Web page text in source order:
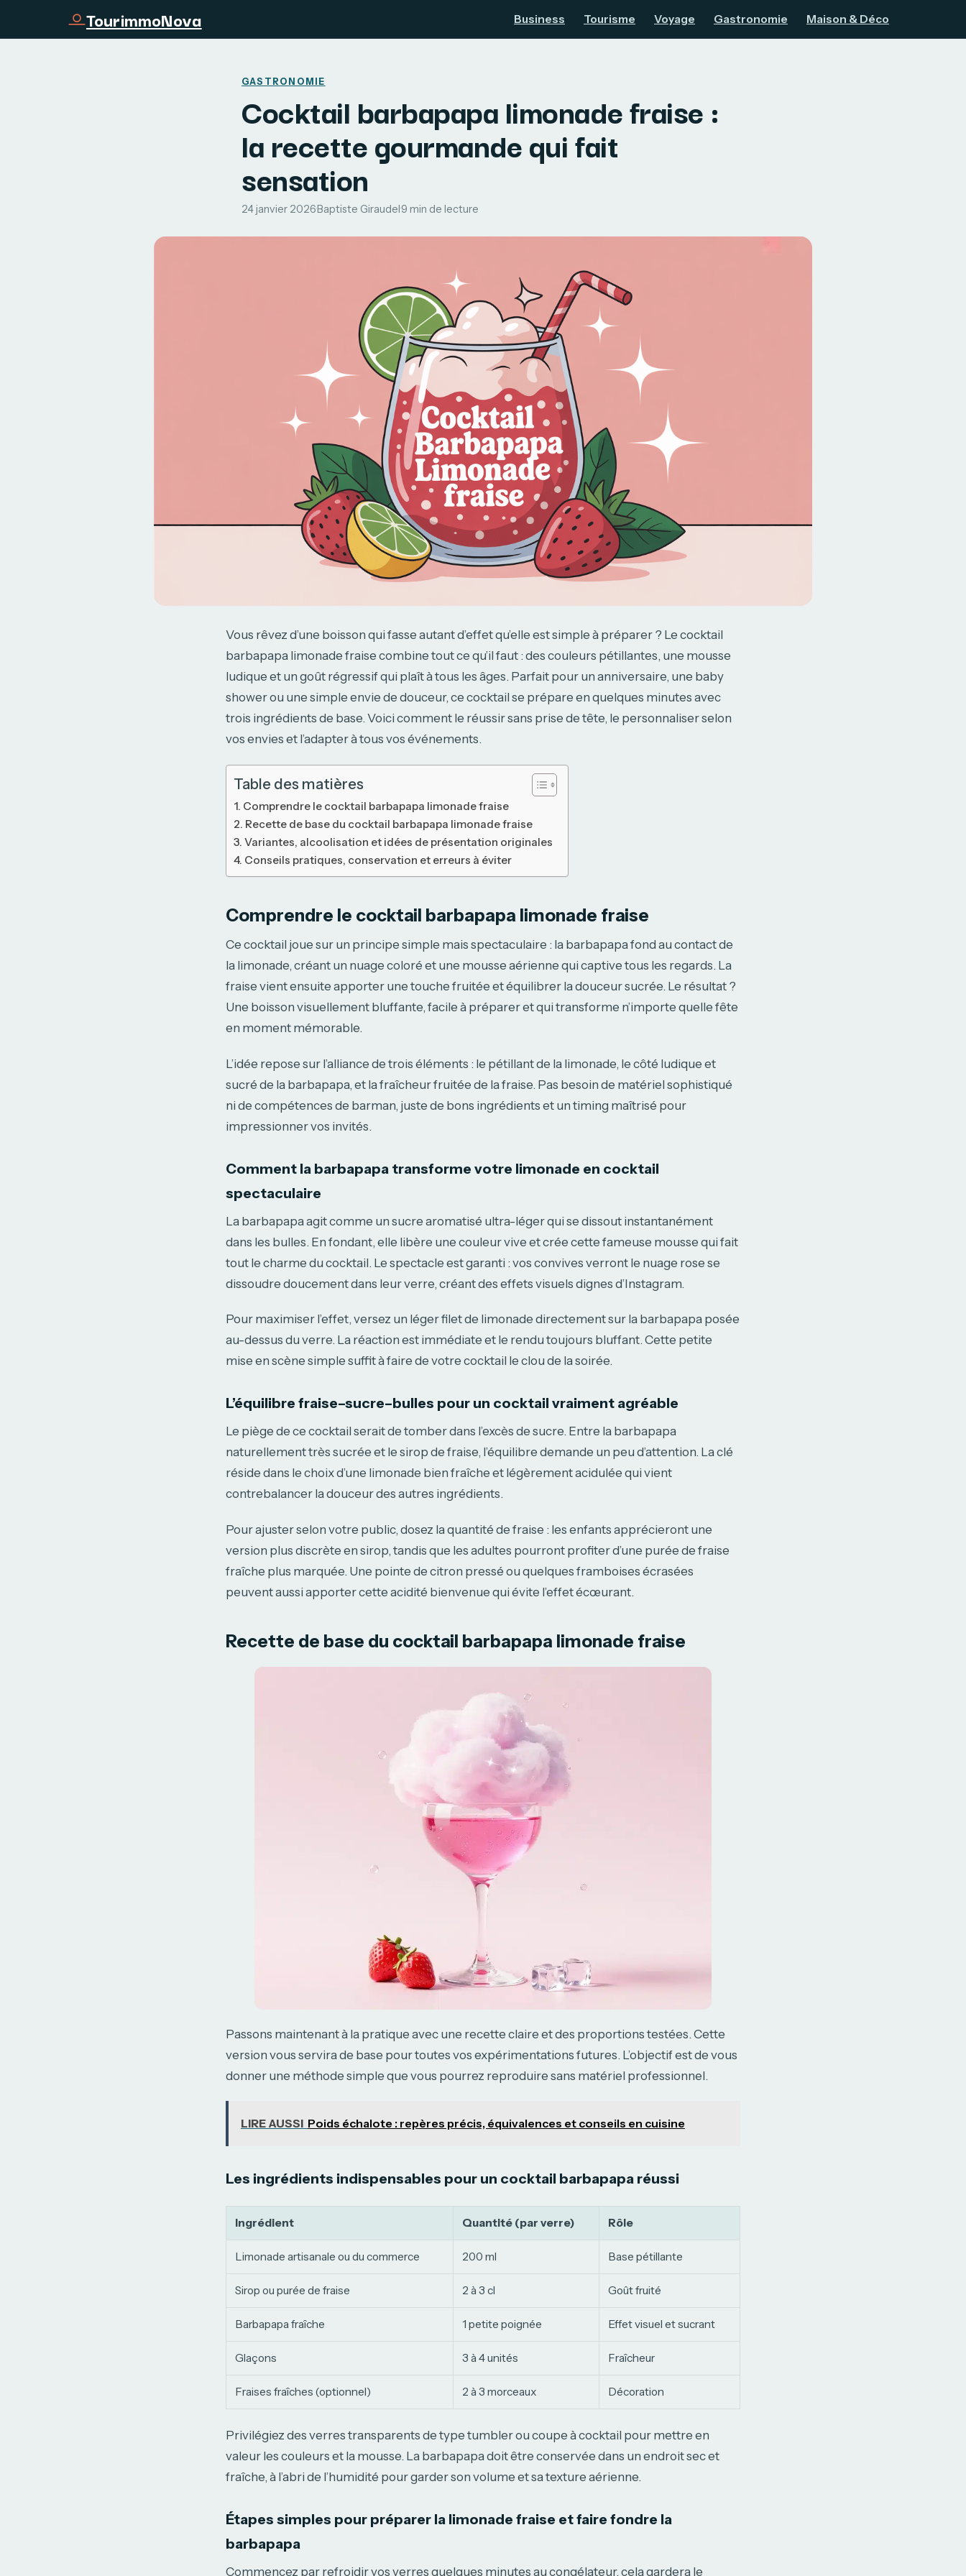
TourimmoNova Business Tourisme Voyage Gastronomie Maison & Déco
GASTRONOMIE
Cocktail barbapapa limonade fraise :
la recette gourmande qui fait
sensation
24 janvier 2026·Baptiste Giraudel ·9 min de lecture
Vous rêvez d’une boisson qui fasse autant d’effet qu’elle est simple à préparer ? Le cocktail
barbapapa limonade fraise combine tout ce qu’il faut : des couleurs pétillantes, une mousse
ludique et un goût régressif qui plaît à tous les âges. Parfait pour un anniversaire, une baby
shower ou une simple envie de douceur, ce cocktail se prépare en quelques minutes avec
trois ingrédients de base. Voici comment le réussir sans prise de tête, le personnaliser selon
vos envies et l’adapter à tous vos événements.
Table des matières
Comprendre le cocktail barbapapa limonade fraise
Recette de base du cocktail barbapapa limonade fraise
Variantes, alcoolisation et idées de présentation originales
Conseils pratiques, conservation et erreurs à éviter
Comprendre le cocktail barbapapa limonade fraise
Ce cocktail joue sur un principe simple mais spectaculaire : la barbapapa fond au contact de
la limonade, créant un nuage coloré et une mousse aérienne qui captive tous les regards. La
fraise vient ensuite apporter une touche fruitée et équilibrer la douceur sucrée. Le résultat ?
Une boisson visuellement bluffante, facile à préparer et qui transforme n’importe quelle fête
en moment mémorable.
L’idée repose sur l’alliance de trois éléments : le pétillant de la limonade, le côté ludique et
sucré de la barbapapa, et la fraîcheur fruitée de la fraise. Pas besoin de matériel sophistiqué
ni de compétences de barman, juste de bons ingrédients et un timing maîtrisé pour
impressionner vos invités.
Comment la barbapapa transforme votre limonade en cocktail
spectaculaire
La barbapapa agit comme un sucre aromatisé ultra-léger qui se dissout instantanément
dans les bulles. En fondant, elle libère une couleur vive et crée cette fameuse mousse qui fait
tout le charme du cocktail. Le spectacle est garanti : vos convives verront le nuage rose se
dissoudre doucement dans leur verre, créant des effets visuels dignes d’Instagram.
Pour maximiser l’effet, versez un léger filet de limonade directement sur la barbapapa posée
au-dessus du verre. La réaction est immédiate et le rendu toujours bluffant. Cette petite
mise en scène simple suffit à faire de votre cocktail le clou de la soirée.
L’équilibre fraise–sucre–bulles pour un cocktail vraiment agréable
Le piège de ce cocktail serait de tomber dans l’excès de sucre. Entre la barbapapa
naturellement très sucrée et le sirop de fraise, l’équilibre demande un peu d’attention. La clé
réside dans le choix d’une limonade bien fraîche et légèrement acidulée qui vient
contrebalancer la douceur des autres ingrédients.
Pour ajuster selon votre public, dosez la quantité de fraise : les enfants apprécieront une
version plus discrète en sirop, tandis que les adultes pourront profiter d’une purée de fraise
fraîche plus marquée. Une pointe de citron pressé ou quelques framboises écrasées
peuvent aussi apporter cette acidité bienvenue qui évite l’effet écœurant.
Recette de base du cocktail barbapapa limonade fraise
Passons maintenant à la pratique avec une recette claire et des proportions testées. Cette
version vous servira de base pour toutes vos expérimentations futures. L’objectif est de vous
donner une méthode simple que vous pourrez reproduire sans matériel professionnel.
LIRE AUSSI Poids échalote : repères précis, équivalences et conseils en cuisine
Les ingrédients indispensables pour un cocktail barbapapa réussi
Ingrédient Quantité (par verre) Rôle
Limonade artisanale ou du commerce 200 ml Base pétillante
Sirop ou purée de fraise 2 à 3 cl Goût fruité
Barbapapa fraîche 1 petite poignée Effet visuel et sucrant
Glaçons 3 à 4 unités Fraîcheur
Fraises fraîches (optionnel) 2 à 3 morceaux Décoration
Privilégiez des verres transparents de type tumbler ou coupe à cocktail pour mettre en
valeur les couleurs et la mousse. La barbapapa doit être conservée dans un endroit sec et
fraîche, à l’abri de l’humidité pour garder son volume et sa texture aérienne.
Étapes simples pour préparer la limonade fraise et faire fondre la
barbapapa
Commencez par refroidir vos verres quelques minutes au congélateur, cela gardera le